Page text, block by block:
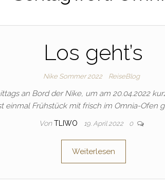
Los geht’s
Nike Sommer 2022 ReiseBlog
an Bord der Nike, um am 20.04.2022
einmal Frühstück mit frisch im Omnia-Ofen
Von TLIWO 19. April 2022 0
Weiterlesen